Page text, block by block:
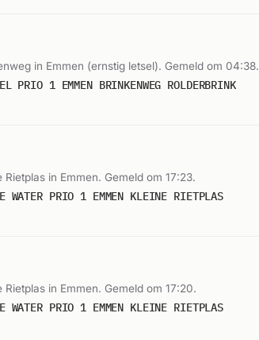
in Emmen (ernstig letsel). Gemeld om 04:38.
PRIO 1 EMMEN BRINKENWEG ROLDERBRINK
in Emmen. Gemeld om 17:23.
WATER PRIO 1 EMMEN KLEINE RIETPLAS
in Emmen. Gemeld om 17:20.
WATER PRIO 1 EMMEN KLEINE RIETPLAS